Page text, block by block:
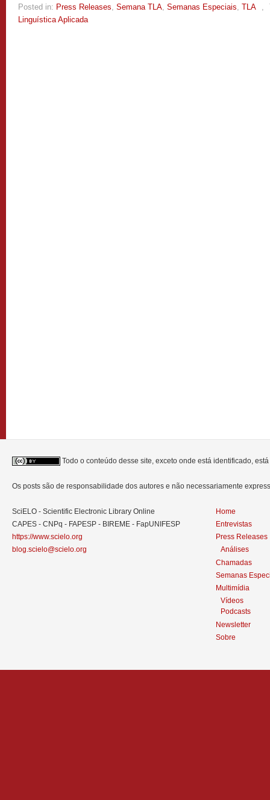
Posted in: Press Releases, Semana TLA, Semanas Especiais, TLA ,
Linguística Aplicada
Todo o conteúdo desse site, exceto onde está identificado,
Os posts são de responsabilidade dos autores e não necessariamente
SciELO - Scientific Electronic Library Online
CAPES - CNPq - FAPESP - BIREME - FapUNIFESP
https://www.scielo.org
blog.scielo@scielo.org
Home
Entrevistas
Press Releases
Análises
Chamadas
Semanas
Multimídia
Vídeos
Podcasts
Newsletter
Sobre